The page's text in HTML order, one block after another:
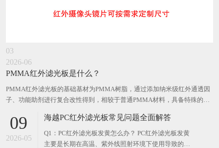
03
2026-06
PMMA红外滤光板是什么？
PMMA红外滤光板的基础基材为PMMA树脂，通过添加纳米级红外通透因
子、功能助剂进行复合改性得到，相较于普通PMMA材料，具备特殊的光
合功能助剂复合改性，兼顾光学性能与可靠性。 PMMA红外滤光板原理
09
2026-05
海越PC红外滤光板常见问题全面解答
Q1：PC红外滤光板发黄怎么办？ PC红外滤光板发黄
主要是长期在高温、紫外线照射环境下使用导致的材